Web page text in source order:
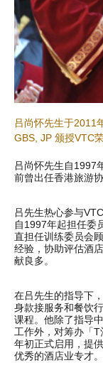
吕尚怀先生于2011
GBS, JP 颁授VTC
吕尚怀先生自1997
前曾出任香港旅游
吕先生热心参与
自1997年起担任委
直担任训练委员会
经验，协助评估酒
献良多。
在吕先生的指导下
身款接服务和餐饮
课程。他除了指导
工作外，对筹办「
年初正式启用，提
优秀的酒店业专才。